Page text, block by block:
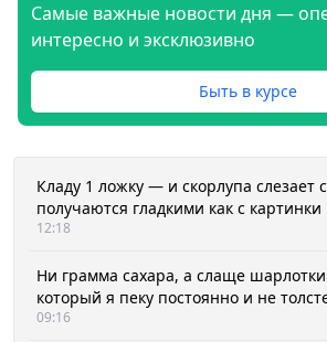
Самые важные новости дня —
интересно и эксклюзивно
Быть в курсе
Кладу 1 ложку — и скорлупа слезает
получаются гладкими как с картинки
12:18
Ни грамма сахара, а слаще
который я пеку постоянно и не
09:16